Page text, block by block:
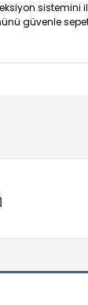
sistemini
güvenle
bulunuyor.
alternatifler